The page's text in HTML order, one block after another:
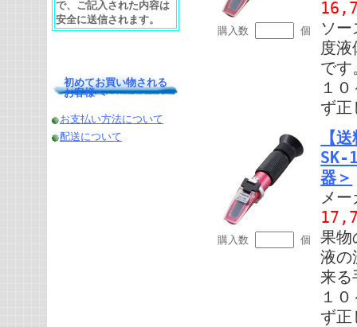
で、ご記入された内容は
安全に送信されます。
初めてお買い物される
お客様へ
お支払い方法について
配送について
購入数 個
ソ
度
です
１
ず正
購入数 個
【
SK-
器＞
メ
果
液の
来る
１
ず正